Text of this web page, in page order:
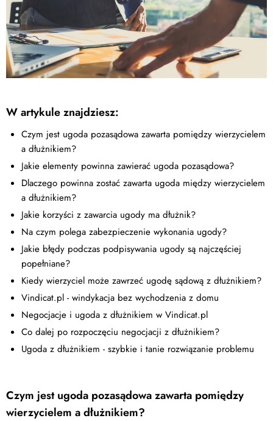
W artykule znajdziesz:
Czym jest ugoda pozasądowa zawarta pomiędzy wierzycielem
a dłużnikiem?
Jakie elementy powinna zawierać ugoda pozasądowa?
Dlaczego powinna zostać zawarta ugoda między wierzycielem
a dłużnikiem?
Jakie korzyści z zawarcia ugody ma dłużnik?
Na czym polega zabezpieczenie wykonania ugody?
Jakie błędy podczas podpisywania ugody są najczęściej
popełniane?
Kiedy wierzyciel może zawrzeć ugodę sądową z dłużnikiem?
Vindicat.pl - windykacja bez wychodzenia z domu
Negocjacje i ugoda z dłużnikiem w Vindicat.pl
Co dalej po rozpoczęciu negocjacji z dłużnikiem?
Ugoda z dłużnikiem - szybkie i tanie rozwiązanie problemu
Czym jest ugoda pozasądowa zawarta pomiędzy
wierzycielem a dłużnikiem?